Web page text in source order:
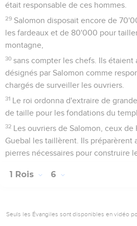
était responsable de ces hommes.
29 Salomon disposait encore de
les fardeaux et de 80'000 pour
montagne,
30 sans compter les chefs. Ils étaient
désignés par Salomon comme
chargés de surveiller les ouvriers.
31 Le roi ordonna d'extraire de
de taille pour les fondations du
32 Les ouvriers de Salomon, ceux de
Guebal les taillèrent. Ils préparèrent
pierres nécessaires pour construire
1 Rois 6
Seuls les Évangiles sont disponibles en vidéo